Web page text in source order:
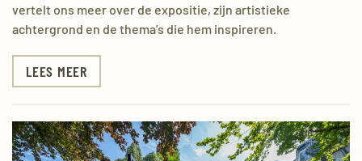
vertelt ons meer over de expositie, zijn artistieke
achtergrond en de thema’s die hem inspireren.
LEES MEER